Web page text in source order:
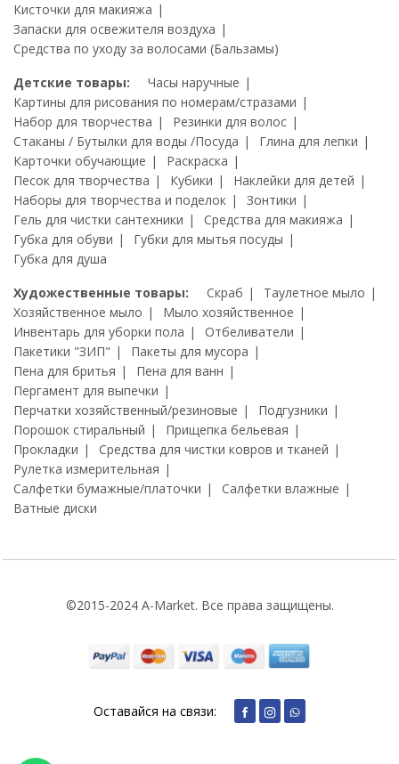
Кисточки для макияжа
Запаски для освежителя воздуха
Средства по уходу за волосами (Бальзамы)
Детские товары:
Часы наручные
Картины для рисования по номерам/стразами
Набор для творчества
Резинки для волос
Стаканы / Бутылки для воды /Посуда
Глина для лепки
Карточки обучающие
Раскраска
Песок для творчества
Кубики
Наклейки для детей
Наборы для творчества и поделок
Зонтики
Гель для чистки сантехники
Средства для макияжа
Губка для обуви
Губки для мытья посуды
Губка для душа
Художественные товары:
Скраб
Таулетное мыло
Хозяйственное мыло
Мыло хозяйственное
Инвентарь для уборки пола
Отбеливатели
Пакетики "ЗИП"
Пакеты для мусора
Пена для бритья
Пена для ванн
Пергамент для выпечки
Перчатки хозяйственный/резиновые
Подгузники
Порошок стиральный
Прищепка бельевая
Прокладки
Средства для чистки ковров и тканей
Рулетка измерительная
Салфетки бумажные/платочки
Салфетки влажные
Ватные диски
©2015-2024 A-Market. Все права защищены.
Оставайся на связи: